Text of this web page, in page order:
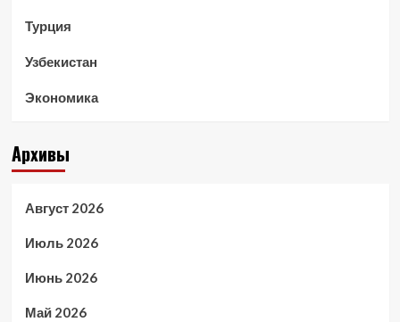
Турция
Узбекистан
Экономика
Архивы
Август 2026
Июль 2026
Июнь 2026
Май 2026